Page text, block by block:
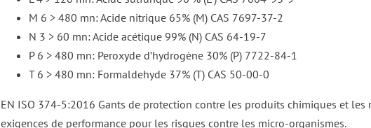
M 6 > 480 mn: Acide nitrique 65% (M) CAS 7697-37-2
N 3 > 60 mn: Acide acétique 99% (N) CAS 64-19-7
P 6 > 480 mn: Peroxyde d’hydrogène 30% (P) 7722-84-1
T 6 > 480 mn: Formaldehyde 37% (T) CAS 50-00-0
EN ISO 374-5:2016 Gants de protection contre les produits chimiques et
exigences de performance pour les risques contre les micro-organismes.